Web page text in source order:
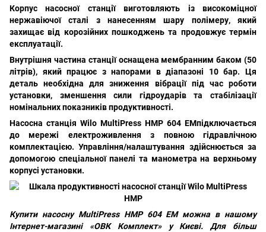
Корпус насосної станціївиготовляють із високоміцної
нержавіючої сталі з нанесенням шару полімеру, який
захищає від корозійних пошкоджень та продовжує термін
експлуатації.
Внутрішня частина станції оснащена мембранним баком (50
літрів), який працює з напорами в діапазоні 10 бар. Ця
деталь необхідна для зниження вібрації під час роботи
установки, зменшення сили гідроударів та стабілізації
номінальних показників продуктивності.
Насосна станція Wilo MultiPress HMP 604 EMпідключається
до мережі електроживлення з повною гідравлічною
комплектацією. Управління/налаштування здійснюється за
допомогою спеціальної панелі та манометра на верхньому
корпусі установки.
Купити насосну MultiPress HMP 604 EM можна в нашому
Інтернет-магазині «ОВК Комплект» у Києві. Для більш